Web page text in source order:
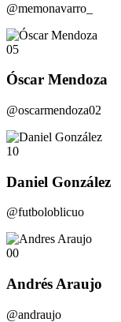
@memonavarro_
05
Óscar Mendoza
@oscarmendoza02
10
Daniel González
@futboloblicuo
00
Andrés Araujo
@andraujo